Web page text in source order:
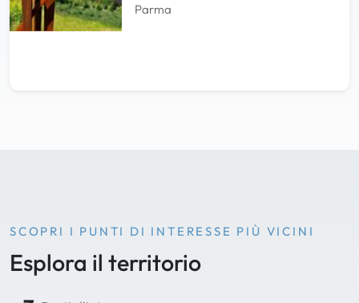
Parma
SCOPRI I PUNTI DI INTERESSE PIÙ VICINI
Esplora il territorio